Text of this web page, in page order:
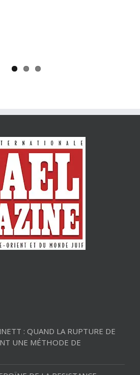
: QUAND LA RUPTURE DE
UNE MÉTHODE DE